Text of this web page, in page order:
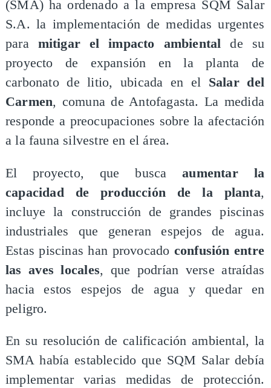
(SMA) ha ordenado a la empresa SQM Salar
S.A. la implementación de medidas urgentes
para mitigar el impacto ambientalde su
proyecto de expansión en la planta de
carbonato de litio, ubicada en el Salar del
Carmen, comuna de Antofagasta. La medida
responde a preocupaciones sobre la afectación
a la fauna silvestre en el área.
El proyecto, que buscaaumentar la
capacidad de producción de la planta,
incluye la construcción de grandes piscinas
industriales que generan espejos de agua.
Estas piscinas han provocado confusión entre
las aves locales, que podrían verse atraídas
hacia estos espejos de agua y quedar en
peligro.
En su resolución de calificación ambiental, la
SMA había establecido que SQM Salar debía
implementar varias medidas de protección.